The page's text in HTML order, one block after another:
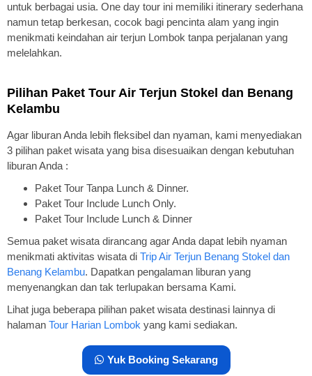
untuk berbagai usia. One day tour ini memiliki itinerary sederhana
namun tetap berkesan, cocok bagi pencinta alam yang ingin
menikmati keindahan air terjun Lombok tanpa perjalanan yang
melelahkan.
Pilihan Paket Tour Air Terjun Stokel dan Benang
Kelambu
Agar liburan Anda lebih fleksibel dan nyaman, kami menyediakan
3 pilihan paket wisata yang bisa disesuaikan dengan kebutuhan
liburan Anda :
Paket Tour Tanpa Lunch & Dinner.
Paket Tour Include Lunch Only.
Paket Tour Include Lunch & Dinner
Semua paket wisata dirancang agar Anda dapat lebih nyaman
menikmati aktivitas wisata di Trip Air Terjun Benang Stokel dan
Benang Kelambu. Dapatkan pengalaman liburan yang
menyenangkan dan tak terlupakan bersama Kami.
Lihat juga beberapa pilihan paket wisata destinasi lainnya di
halaman Tour Harian Lombok yang kami sediakan.
Yuk Booking Sekarang